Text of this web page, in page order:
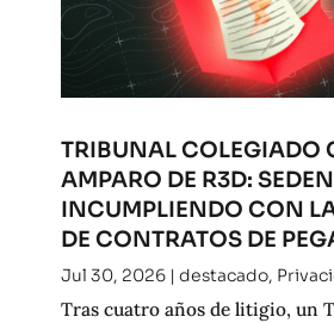
TRIBUNAL COLEGIADO
AMPARO DE R3D:
INCUMPLIENDO CON
DE CONTRATOS DE
Jul 30, 2026| destacado,
Tras cuatro años de litigio, un